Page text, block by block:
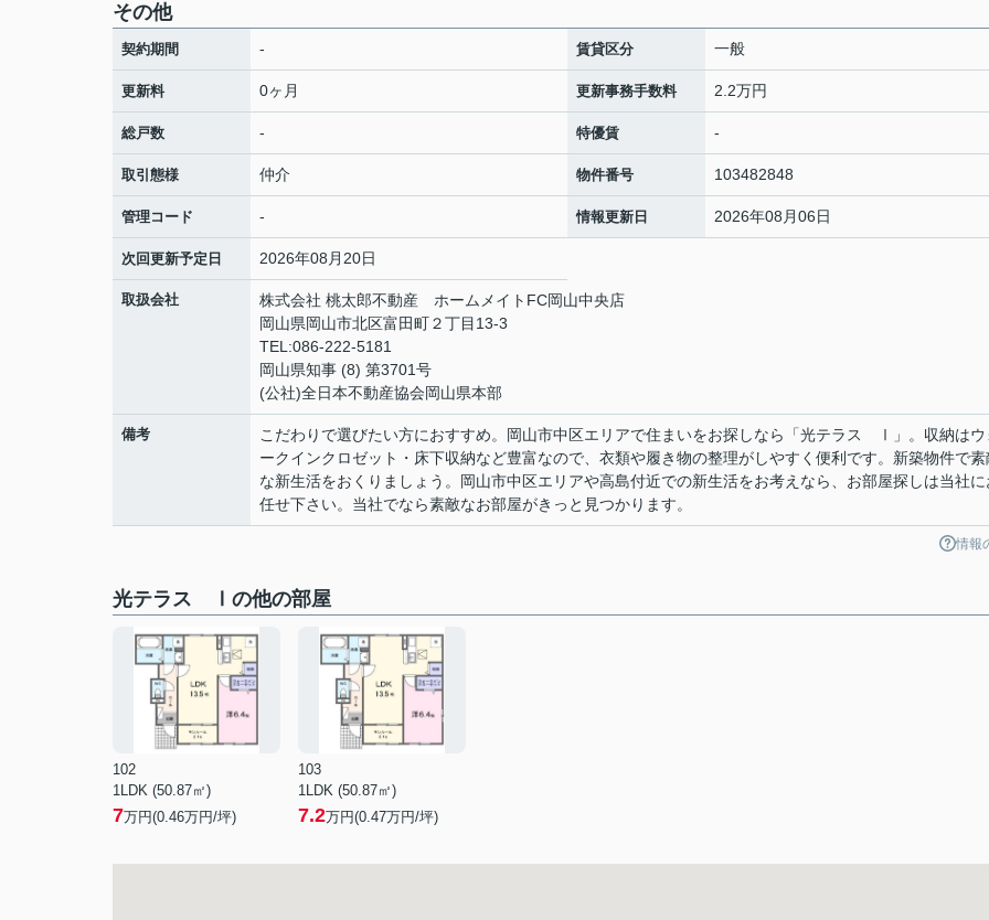
その他
契約期間 - 賃貸区分 一般
更新料 0ヶ月 更新事務手数料 2.2万円
総戸数 - 特優賃 -
取引態様 仲介 物件番号 103482848
管理コード - 情報更新日 2026年08月06日
次回更新予定日 2026年08月20日
取扱会社
株式会社 桃太郎不動産 ホームメイトFC岡山中央店
岡山県岡山市北区富田町２丁目13-3
TEL:086-222-5181
岡山県知事 (8) 第3701号
(公社)全日本不動産協会岡山県本部
備考
こだわりで選びたい方におすすめ。岡山市中区エリアで住まいをお探しなら「光テラス Ⅰ」。収納はウ
ークインクロゼット・床下収納など豊富なので、衣類や履き物の整理がしやすく便利です。新築物件で素
な新生活をおくりましょう。岡山市中区エリアや高島付近での新生活をお考えなら、お部屋探しは当社に
任せ下さい。当社でなら素敵なお部屋がきっと見つかります。
情報
光テラス Ⅰの他の部屋
102
1LDK (50.87㎡)
7万円(0.46万円/坪)
103
1LDK (50.87㎡)
7.2万円(0.47万円/坪)